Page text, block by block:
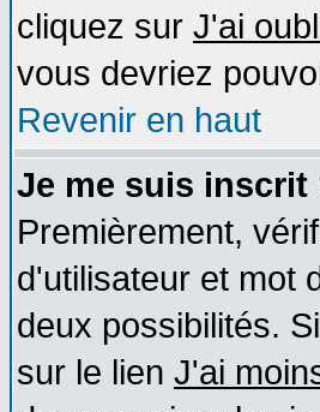
cliquez sur J'ai
vous devriez
Revenir en haut
Je me suis inscrit
Premièrement,
d'utilisateur et mot
deux possibilités.
sur le lien J'ai